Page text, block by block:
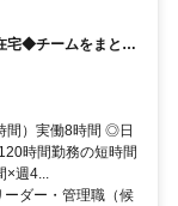
宅◆チームをまとめ
ップ！
間）実働8時間 ◎日
時間勤務の短時間
週4...
ダー・管理職（候